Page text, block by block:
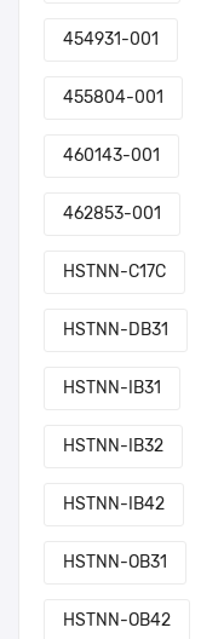
454931-001
455804-001
460143-001
462853-001
HSTNN-C17C
HSTNN-DB31
HSTNN-IB31
HSTNN-IB32
HSTNN-IB42
HSTNN-OB31
HSTNN-OB42